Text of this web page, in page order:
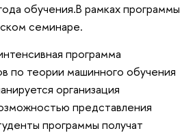
обучения.В рамках программы
семинаре.
программа
по теории машинного обучения
организация
представления
программы получат